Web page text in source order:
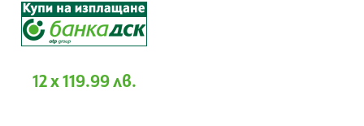
HEAT
KRP-
24MEGI/KRP-
BTU,
12 x 119.99 лв.